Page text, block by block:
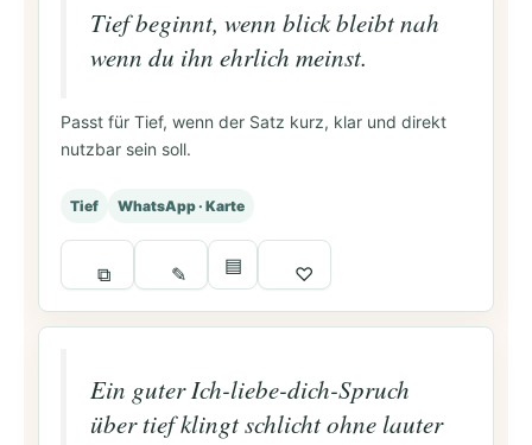
Tief beginnt, wenn blick bleibt nah
wenn du ihn ehrlich meinst.
Passt für Tief, wenn der Satz kurz, klar und direkt
nutzbar sein soll.
Tief WhatsApp · Karte
⧉ ✎ ▤ ♡
Ein guter Ich-liebe-dich-Spruch
über tief klingt schlicht ohne lauter